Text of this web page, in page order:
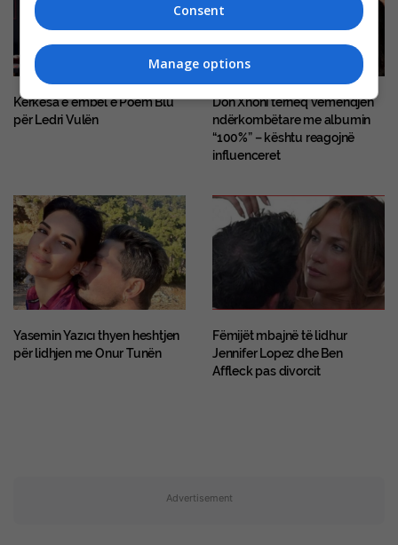
Kërkesa e ëmbël e Poem Blu
për Ledri Vulën
Don Xhoni tërheq vëmendjen
ndërkombëtare me albumin
“100%” – kështu reagojnë
influenceret
Yasemin Yazıcı thyen heshtjen
për lidhjen me Onur Tunën
Fëmijët mbajnë të lidhur
Jennifer Lopez dhe Ben
Affleck pas divorcit
Advertisement
Consent
Manage options